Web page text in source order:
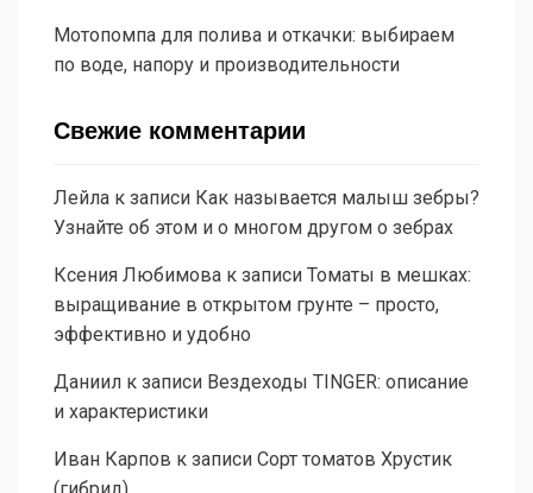
Мотопомпа для полива и откачки: выбираем
по воде, напору и производительности
Свежие комментарии
Лейла к записи Как называется малыш зебры?
Узнайте об этом и о многом другом о зебрах
Ксения Любимова к записи Томаты в мешках:
выращивание в открытом грунте – просто,
эффективно и удобно
Даниил к записи Вездеходы TINGER: описание
и характеристики
Иван Карпов к записи Сорт томатов Хрустик
(гибрид)